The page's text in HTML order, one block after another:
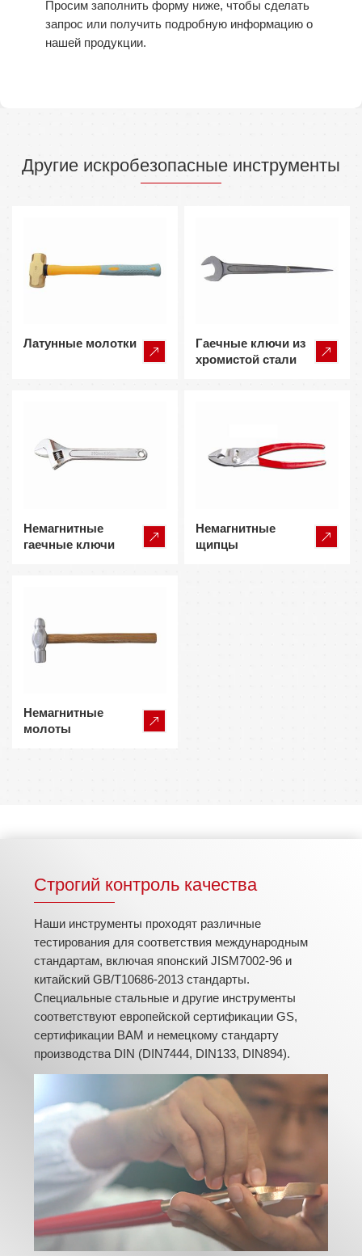
Просим заполнить форму ниже, чтобы сделать
запрос или получить подробную информацию о
нашей продукции.
Другие искробезопасные инструменты
Латунные молотки
Гаечные ключи из
хромистой стали
Немагнитные
гаечные ключи
Немагнитные
щипцы
Немагнитные
молоты
Строгий контроль качества
Наши инструменты проходят различные
тестирования для соответствия международным
стандартам, включая японский JISM7002-96 и
китайский GB/T10686-2013 стандарты.
Специальные стальные и другие инструменты
соответствуют европейской сертификации GS,
сертификации BAM и немецкому стандарту
производства DIN (DIN7444, DIN133, DIN894).